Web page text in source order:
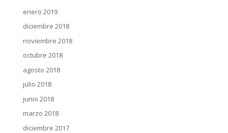
enero 2019
diciembre 2018
noviembre 2018
octubre 2018
agosto 2018
julio 2018
junio 2018
marzo 2018
diciembre 2017